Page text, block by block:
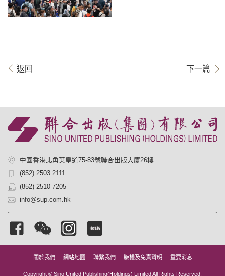
返回 下一篇
中國香港北角英皇道75-83號聯合出版大廈26樓
(852) 2503 2111
(852) 2510 7205
info@sup.com.hk
關於我們 網站地圖 聯繫我們 版權及免責聲明 重要消息
Copyright © Sino United Publishing(Holdings) Limited All Rights Reserved.